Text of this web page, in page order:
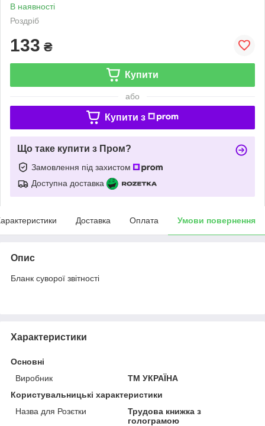
В наявності
Роздріб
133 ₴
Купити
або
Купити з
Що таке купити з Пром?
Замовлення під захистом
Доступна доставка
Доставка Оплата Умови повернення
Опис
Бланк суворої звітності
Характеристики
Основні
Виробник
ТМ УКРАЇНА
Користувальницькі характеристики
Назва для Розєтки
Трудова книжка з
голограмою